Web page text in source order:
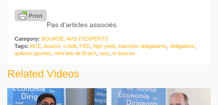
Pas d'articles associés.
Category: BOURSE, AVIS D'EXPERTS
Tags: BCE bourse crédit FED high yield marchés obligataires obligations
quilvest gestion rémi lelu de Brach taux tv bourse
Related Videos